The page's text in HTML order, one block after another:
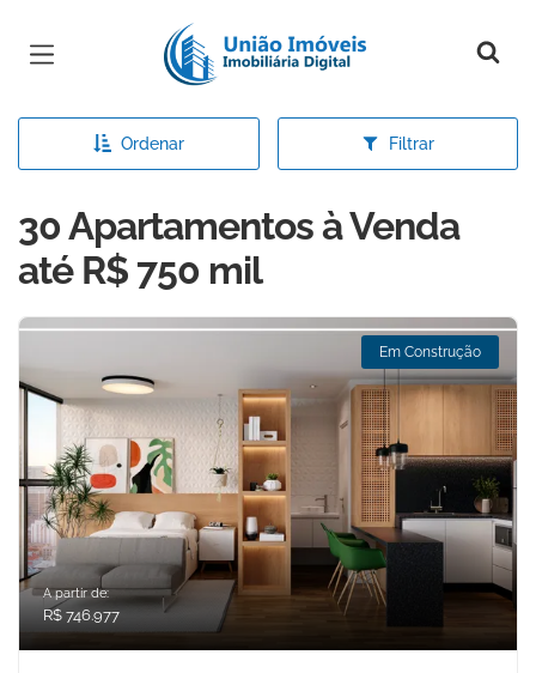
Página inicial
Ordenar Filtrar
30 Apartamentos à Venda
até R$ 750 mil
Em Construção
A partir de:
R$ 746.977